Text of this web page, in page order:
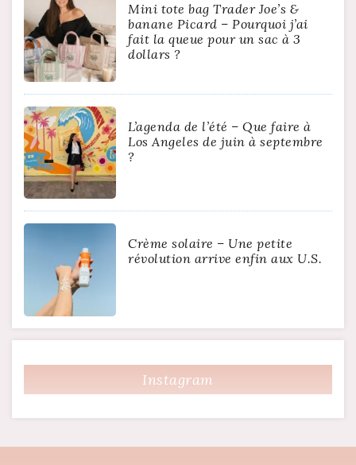
Mini tote bag Trader Joe’s &
banane Picard – Pourquoi j’ai
fait la queue pour un sac à 3
dollars ?
L’agenda de l’été – Que faire à
Los Angeles de juin à septembre
?
Crème solaire – Une petite
révolution arrive enfin aux U.S.
Instagram